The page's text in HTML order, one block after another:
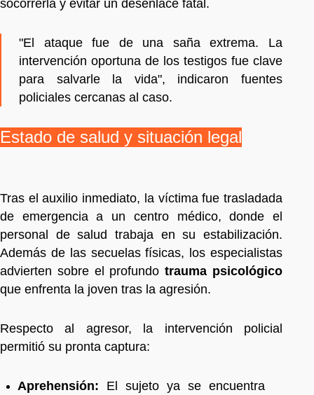
socorrerla y evitar un desenlace fatal.
"El ataque fue de una saña extrema. La
intervención oportuna de los testigos fue clave
para salvarle la vida", indicaron fuentes
policiales cercanas al caso.
Estado de salud y situación legal
Tras el auxilio inmediato, la víctima fue trasladada
de emergencia a un centro médico, donde el
personal de salud trabaja en su estabilización.
Además de las secuelas físicas, los especialistas
advierten sobre el profundotrauma psicológico
que enfrenta la joven tras la agresión.
Respecto al agresor, la intervención policial
permitió su pronta captura:
Aprehensión: El sujeto ya se encuentra